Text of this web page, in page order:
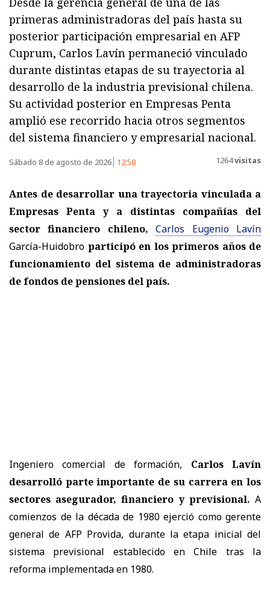
primeras administradoras del país hasta su
posterior participación empresarial en AFP
Cuprum, Carlos Lavín permaneció vinculado
durante distintas etapas de su trayectoria al
desarrollo de la industria previsional chilena.
Su actividad posterior en Empresas Penta
amplió ese recorrido hacia otros segmentos
del sistema financiero y empresarial nacional.
Sábado 8 de agosto de 2026 12:58 1264visitas
Antes de desarrollar una trayectoria vinculada a
Empresas Penta y a distintas compañías del
sector financiero chileno,
Carlos Eugenio Lavín
García-Huidobro participó en los primeros años de
funcionamiento del sistema de administradoras
de fondos de pensiones del país.
Ingeniero comercial de formación, Carlos Lavín
desarrolló parte importante de su carrera en los
sectores asegurador, financiero y previsional. A
comienzos de la década de 1980 ejerció como gerente
general de AFP Provida, durante la etapa inicial del
sistema previsional establecido en Chile tras la
reforma implementada en 1980.